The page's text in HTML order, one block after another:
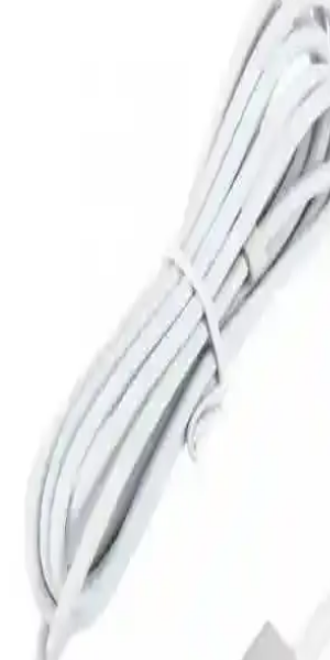
iPhone 5C Beyaz Model Arka
Farklılıklarının Teknik Nedenleri
iPhone 5C beyaz modelinde arka kapakta
farklılıkları, orijinal olmayan veya değiştirilmiş
kullanıldığını gösterir. Bu teknik detaylar
JBL T450BT ve Diğer Modeller
Bandı Yenileme Seçenekleri ve
JBL T450BT, T500BT ve diğer modellerle
yüksek kaliteli malzemeleri ve konforu ile
sağlar, dayanıklılığı artırır ve kulaklık
Audeze LCD-4z Planar Manyetik
Sürücüleri: Dayanıklılık ve Üretim
Audeze LCD-4z planar manyetik
membran yapısı ve lazerle oyma üretim süreci
riski taşıyor. Kullanıcı desteği ve tamir
Nintendo Switch 2'nin Nvidia
Onarılabilirlik Sorunları Üzerine
Nintendo Switch 2'nin Nvidia Tegra T239 çipi,
onarılabilirliğini zorlaştırıyor. Donanım ve
süreçlerini etkiliyor, kullanıcı deneyiminde
doğuruyor.